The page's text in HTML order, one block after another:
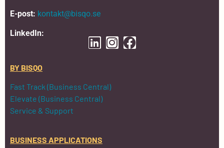
E-post: kontakt@bisqo.se
LinkedIn:
BY BISQO
Fast Track (Business Central)
Elevate (Business Central)
Service & Support
BUSINESS APPLICATIONS